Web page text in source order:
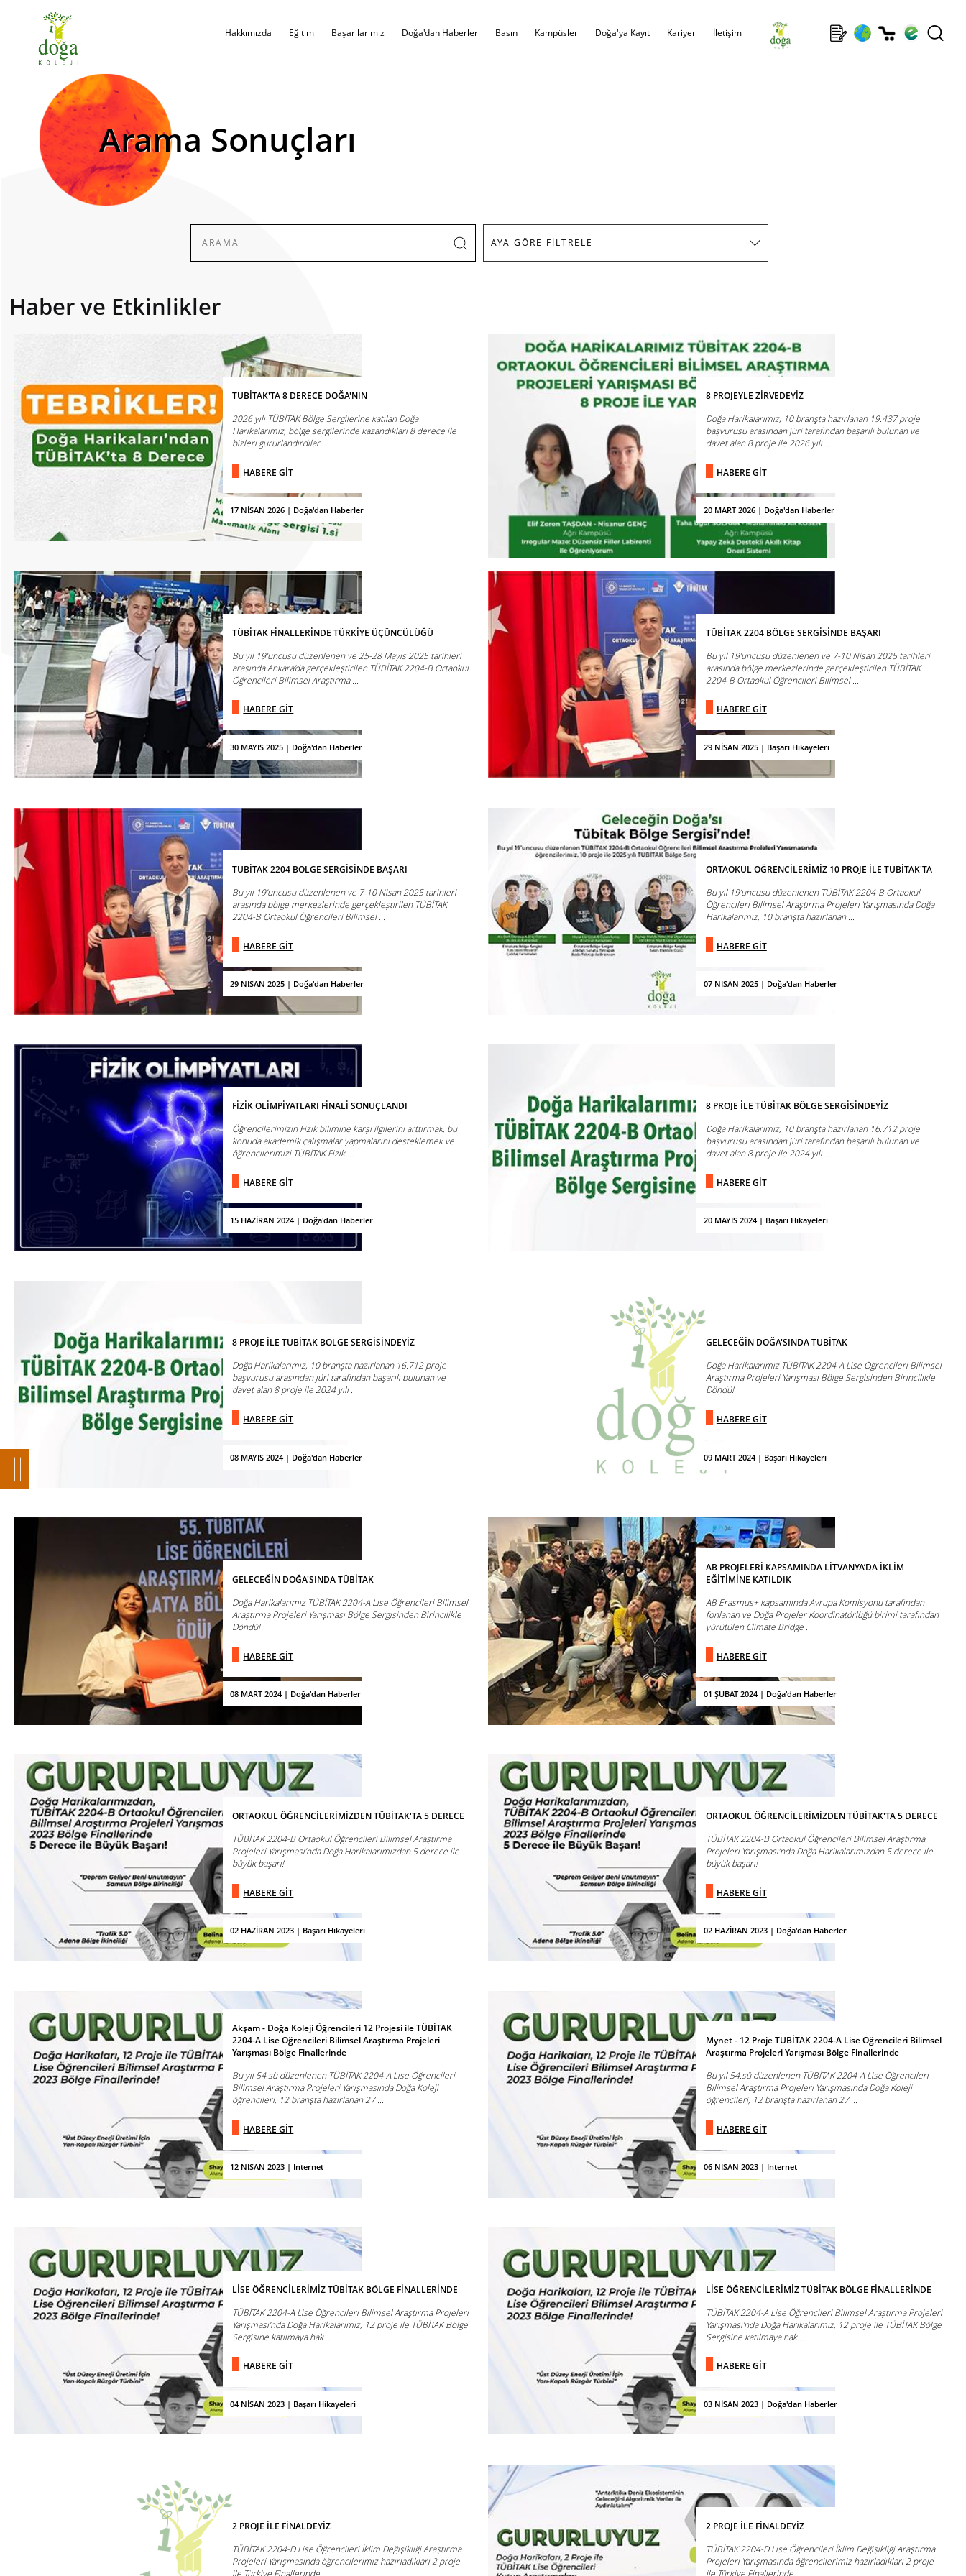
Hakkımızda Eğitim Başarılarımız Doğa'dan Haberler Basın Kampüsler Doğa'ya Kayıt Kariyer İletişim
Arama Sonuçları
Haber ve Etkinlikler
17 NİSAN 2026 | Doğa'dan Haberler
TUBİTAK'TA 8 DERECE DOĞA'NIN
2026 yılı TÜBİTAK Bölge Sergilerine katılan Doğa
Harikalarımız, bölge sergilerinde kazandıkları 8 derece ile
bizleri gururlandırdılar.
HABERE GİT
20 MART 2026 | Doğa'dan Haberler
8 PROJEYLE ZİRVEDEYİZ
Doğa Harikalarımız, 10 branşta hazırlanan 19.437 proje
başvurusu arasından jüri tarafından başarılı bulunan ve
davet alan 8 proje ile 2026 yılı ...
HABERE GİT
30 MAYIS 2025 | Doğa'dan Haberler
TÜBİTAK FİNALLERİNDE TÜRKİYE ÜÇÜNCÜLÜĞÜ
Bu yıl 19’uncusu düzenlenen ve 25-28 Mayıs 2025 tarihleri
arasında Ankara’da gerçekleştirilen TÜBİTAK 2204-B Ortaokul
Öğrencileri Bilimsel Araştırma ...
HABERE GİT
29 NİSAN 2025 | Başarı Hikayeleri
TÜBİTAK 2204 BÖLGE SERGİSİNDE BAŞARI
Bu yıl 19’uncusu düzenlenen ve 7-10 Nisan 2025 tarihleri
arasında bölge merkezlerinde gerçekleştirilen TÜBİTAK
2204-B Ortaokul Öğrencileri Bilimsel ...
HABERE GİT
29 NİSAN 2025 | Doğa'dan Haberler
TÜBİTAK 2204 BÖLGE SERGİSİNDE BAŞARI
Bu yıl 19’uncusu düzenlenen ve 7-10 Nisan 2025 tarihleri
arasında bölge merkezlerinde gerçekleştirilen TÜBİTAK
2204-B Ortaokul Öğrencileri Bilimsel ...
HABERE GİT
07 NİSAN 2025 | Doğa'dan Haberler
ORTAOKUL ÖĞRENCİLERİMİZ 10 PROJE İLE TÜBİTAK'TA
Bu yıl 19’uncusu düzenlenen TÜBİTAK 2204-B Ortaokul
Öğrencileri Bilimsel Araştırma Projeleri Yarışmasında Doğa
Harikalarımız, 10 branşta hazırlanan ...
HABERE GİT
15 HAZİRAN 2024 | Doğa'dan Haberler
FİZİK OLİMPİYATLARI FİNALİ SONUÇLANDI
Öğrencilerimizin Fizik bilimine karşı ilgilerini arttırmak, bu
konuda akademik çalışmalar yapmalarını desteklemek ve
öğrencilerimizi TÜBİTAK Fizik ...
HABERE GİT
20 MAYIS 2024 | Başarı Hikayeleri
8 PROJE İLE TÜBİTAK BÖLGE SERGİSİNDEYİZ
Doğa Harikalarımız, 10 branşta hazırlanan 16.712 proje
başvurusu arasından jüri tarafından başarılı bulunan ve
davet alan 8 proje ile 2024 yılı ...
HABERE GİT
08 MAYIS 2024 | Doğa'dan Haberler
8 PROJE İLE TÜBİTAK BÖLGE SERGİSİNDEYİZ
Doğa Harikalarımız, 10 branşta hazırlanan 16.712 proje
başvurusu arasından jüri tarafından başarılı bulunan ve
davet alan 8 proje ile 2024 yılı ...
HABERE GİT
09 MART 2024 | Başarı Hikayeleri
GELECEĞİN DOĞA'SINDA TÜBİTAK
Doğa Harikalarımız TÜBİTAK 2204-A Lise Öğrencileri Bilimsel
Araştırma Projeleri Yarışması Bölge Sergisinden Birincilikle
Döndü!
HABERE GİT
08 MART 2024 | Doğa'dan Haberler
GELECEĞİN DOĞA'SINDA TÜBİTAK
Doğa Harikalarımız TÜBİTAK 2204-A Lise Öğrencileri Bilimsel
Araştırma Projeleri Yarışması Bölge Sergisinden Birincilikle
Döndü!
HABERE GİT
01 ŞUBAT 2024 | Doğa'dan Haberler
AB PROJELERİ KAPSAMINDA LİTVANYA’DA İKLİM
EĞİTİMİNE KATILDIK
AB Erasmus+ kapsamında Avrupa Komisyonu tarafından
fonlanan ve Doğa Projeler Koordinatörlüğü birimi tarafından
yürütülen Climate Bridge ...
HABERE GİT
02 HAZİRAN 2023 | Başarı Hikayeleri
ORTAOKUL ÖĞRENCİLERİMİZDEN TÜBİTAK'TA 5 DERECE
TÜBİTAK 2204-B Ortaokul Öğrencileri Bilimsel Araştırma
Projeleri Yarışması’nda Doğa Harikalarımızdan 5 derece ile
büyük başarı!
HABERE GİT
02 HAZİRAN 2023 | Doğa'dan Haberler
ORTAOKUL ÖĞRENCİLERİMİZDEN TÜBİTAK'TA 5 DERECE
TÜBİTAK 2204-B Ortaokul Öğrencileri Bilimsel Araştırma
Projeleri Yarışması’nda Doğa Harikalarımızdan 5 derece ile
büyük başarı!
HABERE GİT
12 NİSAN 2023 | İnternet
Akşam - Doğa Koleji Öğrencileri 12 Projesi ile TÜBİTAK
2204-A Lise Öğrencileri Bilimsel Araştırma Projeleri
Yarışması Bölge Finallerinde
Bu yıl 54.sü düzenlenen TÜBİTAK 2204-A Lise Öğrencileri
Bilimsel Araştırma Projeleri Yarışmasında Doğa Koleji
öğrencileri, 12 branşta hazırlanan 27 ...
HABERE GİT
06 NİSAN 2023 | İnternet
Mynet - 12 Proje TÜBİTAK 2204-A Lise Öğrencileri Bilimsel
Araştırma Projeleri Yarışması Bölge Finallerinde
Bu yıl 54.sü düzenlenen TÜBİTAK 2204-A Lise Öğrencileri
Bilimsel Araştırma Projeleri Yarışmasında Doğa Koleji
öğrencileri, 12 branşta hazırlanan 27 ...
HABERE GİT
04 NİSAN 2023 | Başarı Hikayeleri
LİSE ÖĞRENCİLERİMİZ TÜBİTAK BÖLGE FİNALLERİNDE
TÜBİTAK 2204-A Lise Öğrencileri Bilimsel Araştırma Projeleri
Yarışması'nda Doğa Harikalarımız, 12 proje ile TÜBİTAK Bölge
Sergisine katılmaya hak ...
HABERE GİT
03 NİSAN 2023 | Doğa'dan Haberler
LİSE ÖĞRENCİLERİMİZ TÜBİTAK BÖLGE FİNALLERİNDE
TÜBİTAK 2204-A Lise Öğrencileri Bilimsel Araştırma Projeleri
Yarışması'nda Doğa Harikalarımız, 12 proje ile TÜBİTAK Bölge
Sergisine katılmaya hak ...
HABERE GİT
2 PROJE İLE FİNALDEYİZ
TÜBİTAK 2204-D Lise Öğrencileri İklim Değişikliği Araştırma
Projeleri Yarışmasında öğrencilerimiz hazırladıkları 2 proje
ile Türkiye Finallerinde ...
2 PROJE İLE FİNALDEYİZ
TÜBİTAK 2204-D Lise Öğrencileri İklim Değişikliği Araştırma
Projeleri Yarışmasında öğrencilerimiz hazırladıkları 2 proje
ile Türkiye Finallerinde ...